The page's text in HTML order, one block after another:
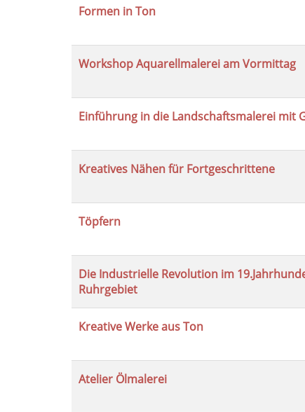
Tabellenüberschriften
sortiert
werden.
Formen in Ton
Workshop Aquarellmalerei am Vormittag
Einführung in die Landschaftsmalerei mit
Kreatives Nähen für Fortgeschrittene
Töpfern
Die Industrielle Revolution im
Ruhrgebiet
Kreative Werke aus Ton
Atelier Ölmalerei